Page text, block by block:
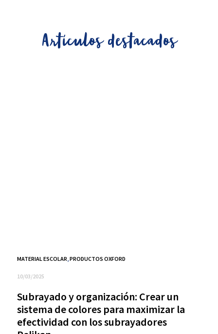
Artículos destacados
MATERIAL ESCOLAR PRODUCTOS OXFORD
10/03/2025
Subrayado y organización: Crear un
sistema de colores para maximizar la
efectividad con los subrayadores